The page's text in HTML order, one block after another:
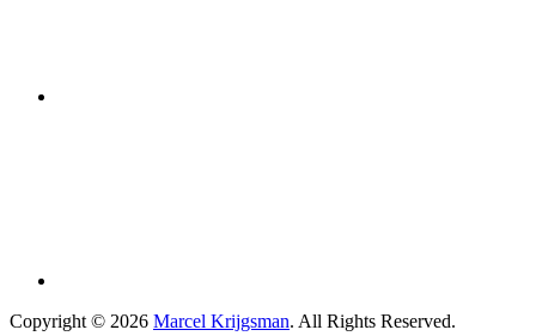
Copyright © 2026 Marcel Krijgsman. All Rights Reserved.